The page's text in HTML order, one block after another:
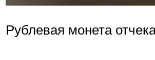
Рублевая монета